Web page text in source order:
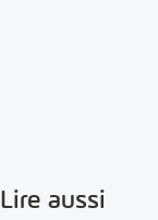
Lire aussi